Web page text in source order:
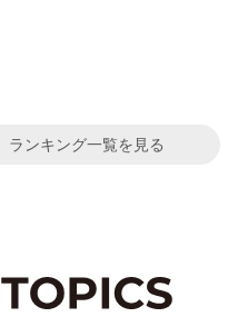
ランキング一覧を見る